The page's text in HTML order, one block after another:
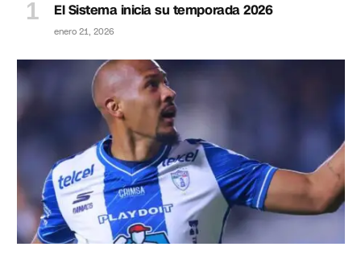
El Sistema inicia su temporada 2026
enero 21, 2026